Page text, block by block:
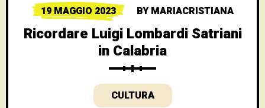
19 MAGGIO 2023 BYMARIACRISTIANA
Ricordare Luigi Lombardi Satriani
in Calabria
CULTURA